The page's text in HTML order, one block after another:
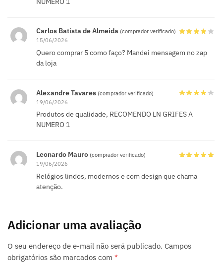
Carlos Batista de Almeida (comprador verificado)
15/06/2026
Quero comprar 5 como faço? Mandei mensagem no zap
da loja
Alexandre Tavares (comprador verificado)
19/06/2026
Produtos de qualidade, RECOMENDO LN GRIFES A
NUMERO 1
Leonardo Mauro (comprador verificado)
19/06/2026
Relógios lindos, modernos e com design que chama
atenção.
Adicionar uma avaliação
O seu endereço de e-mail não será publicado. Campos
obrigatórios são marcados com *